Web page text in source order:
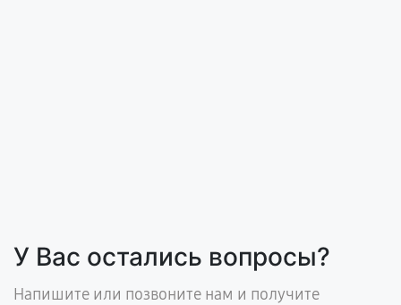
У Вас остались вопросы?
Напишите или позвоните нам и получите